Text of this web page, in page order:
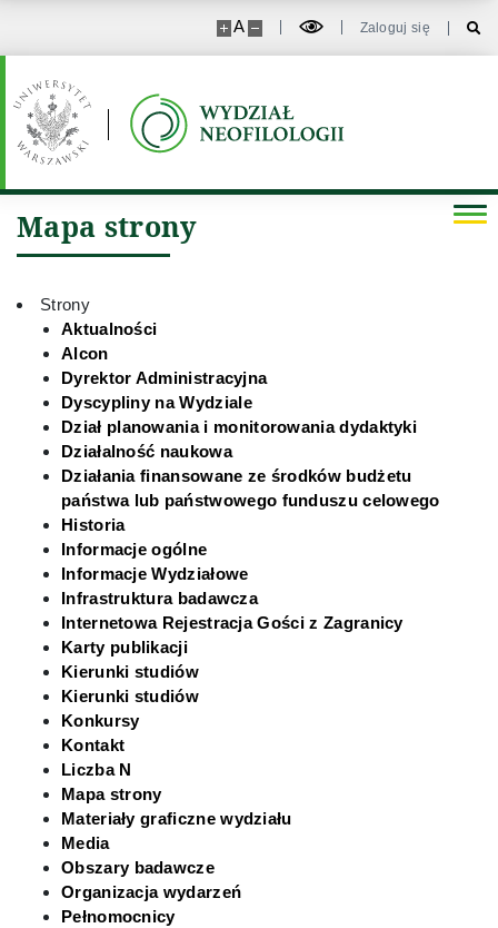
A Zaloguj się
Rada Samorządu Studentów
Działalność naukowa
Ścieżki warsztatowe
Wsparcie naukowe
Wsparcie socjalne
Wsparcie psychologiczne
Rzeczniczka
Administracja
Dyrektor Administracyjna
Dział planowania i monitorowania dydaktyki
Sekcja Ekonomiczno-Finansowa
Mapa strony
Strony
Aktualności
Alcon
Dyrektor Administracyjna
Dyscypliny na Wydziale
Dział planowania i monitorowania dydaktyki
Działalność naukowa
Działania finansowane ze środków budżetu
państwa lub państwowego funduszu celowego
Historia
Informacje ogólne
Informacje Wydziałowe
Infrastruktura badawcza
Internetowa Rejestracja Gości z Zagranicy
Karty publikacji
Kierunki studiów
Kierunki studiów
Konkursy
Kontakt
Liczba N
Mapa strony
Materiały graficzne wydziału
Media
Obszary badawcze
Organizacja wydarzeń
Pełnomocnicy